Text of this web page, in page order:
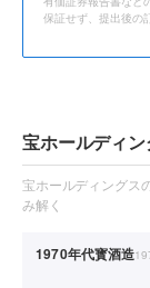
保証せず、提出後の
宝ホールディン
宝ホールディングス
み解く
1970年代寳酒造